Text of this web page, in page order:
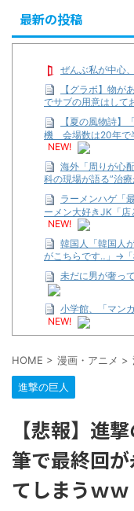
最新の投稿
ぜんぶ私が中心
【グラボ】物が
でサブの用意はして
【夏の風物詩】
機 会場数は20年で
NEW!
海外「周りが心
科の現場が語る”治
ラーメンハゲ「
ーメン大好きJK「店
NEW!
韓国人「韓国人
がこちらです‥」→「
未だに男が奢っ
小学館、「マン
NEW!
な…
…背が高い娘
【遊戯王】いつ
「洋画に日本版
題歌歌うよ！
創作】 第２０話
HOME > 漫画・アニメ >
進撃の巨人
【悲報】進
筆で最終回
てしまうｗｗ